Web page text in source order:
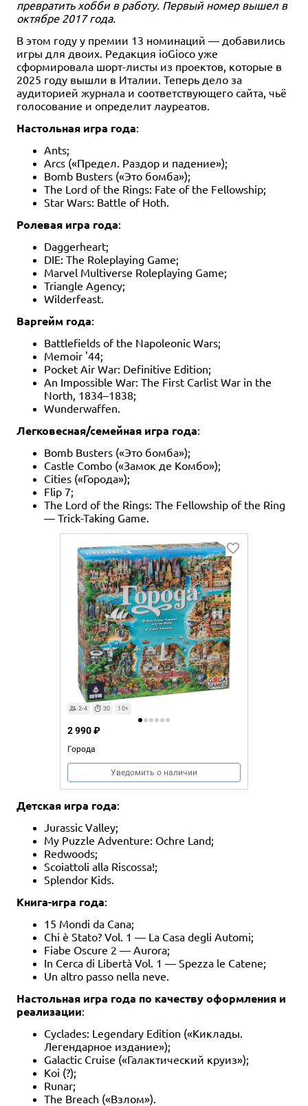
превратить хобби в работу. Первый номер вышел в
октябре 2017 года.
В этом году у премии 13 номинаций — добавились
игры для двоих. Редакция ioGioco уже
сформировала шорт-листы из проектов, которые в
2025 году вышли в Италии. Теперь дело за
аудиторией журнала и соответствующего сайта, чьё
голосование и определит лауреатов.
Настольная игра года:
Ants;
Arcs («Предел. Раздор и падение»);
Bomb Busters («Это бомба»);
The Lord of the Rings: Fate of the Fellowship;
Star Wars: Battle of Hoth.
Ролевая игра года:
Daggerheart;
DIE: The Roleplaying Game;
Marvel Multiverse Roleplaying Game;
Triangle Agency;
Wilderfeast.
Варгейм года:
Battlefields of the Napoleonic Wars;
Memoir '44;
Pocket Air War: Definitive Edition;
An Impossible War: The First Carlist War in the
North, 1834–1838;
Wunderwaffen.
Легковесная/семейная игра года:
Bomb Busters («Это бомба»);
Castle Combo («Замок де Комбо»);
Cities («Города»);
Flip 7;
The Lord of the Rings: The Fellowship of the Ring
— Trick-Taking Game.
2-4 30 10+
Города
2 990 ₽
Уведомить о наличии
Детская игра года:
Jurassic Valley;
My Puzzle Adventure: Ochre Land;
Redwoods;
Scoiattoli alla Riscossa!;
Splendor Kids.
Книга-игра года:
15 Mondi da Cana;
Chi è Stato? Vol. 1 — La Casa degli Automi;
Fiabe Oscure 2 — Aurora;
In Cerca di Libertà Vol. 1 — Spezza le Catene;
Un altro passo nella neve.
Настольная игра года по качеству оформления и
реализации:
Cyclades: Legendary Edition («Киклады.
Легендарное издание»);
Galactic Cruise («Галактический круиз»);
Koi (?);
Runar;
The Breach («Взлом»).